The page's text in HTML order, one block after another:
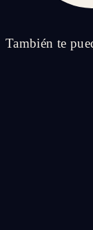
También te